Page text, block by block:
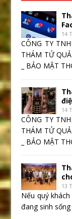
14
CÔNG TY
THÁM TỬ
_ BẢO MẬT
14
CÔNG TY
THÁM TỬ
_ BẢO MẬT
13
Nếu quý
đang sinh